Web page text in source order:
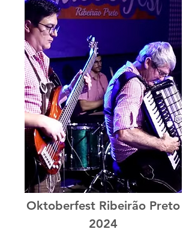
Oktoberfest Ribeirão Preto
2024